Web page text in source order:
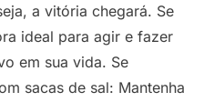
a vitória chegará. Se
ideal para agir e fazer
em sua vida. Se
sacas de sal: Mantenha